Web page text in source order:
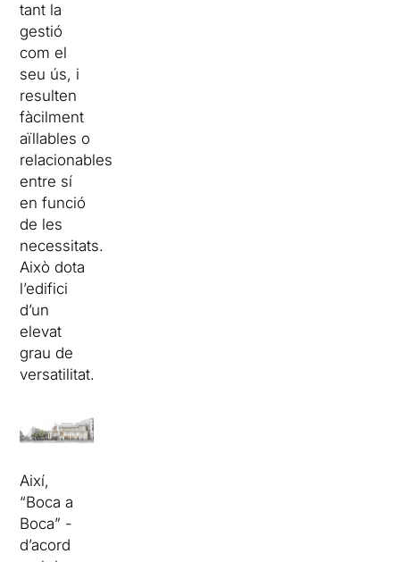
tant la
gestió
com el
seu ús, i
resulten
fàcilment
aïllables o
relacionables
entre sí
en funció
de les
necessitats.
Això dota
l’edifici
d’un
elevat
grau de
versatilitat.
Així,
“Boca a
Boca” -
d’acord